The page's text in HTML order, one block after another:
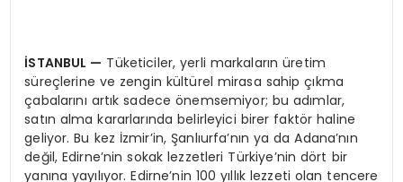
İSTANBUL — Tüketiciler, yerli markaların üretim
süreçlerine ve zengin kültürel mirasa sahip çıkma
çabalarını artık sadece önemsemiyor; bu adımlar,
satın alma kararlarında belirleyici birer faktör haline
geliyor. Bu kez İzmir’in, Şanlıurfa’nın ya da Adana’nın
değil, Edirne’nin sokak lezzetleri Türkiye’nin dört bir
yanına yayılıyor. Edirne’nin 100 yıllık lezzeti olan tencere